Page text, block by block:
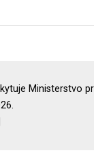
Ministerstvo